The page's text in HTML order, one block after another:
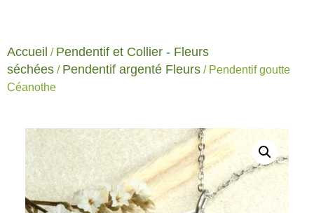
Accueil / Pendentif et Collier - Fleurs
séchées / Pendentif argenté Fleurs / Pendentif goutte
Céanothe